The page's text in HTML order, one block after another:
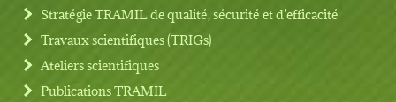
Stratégie TRAMIL de qualité, sécurité et d'efficacité
Travaux scientifiques (TRIGs)
Ateliers scientifiques
Publications TRAMIL